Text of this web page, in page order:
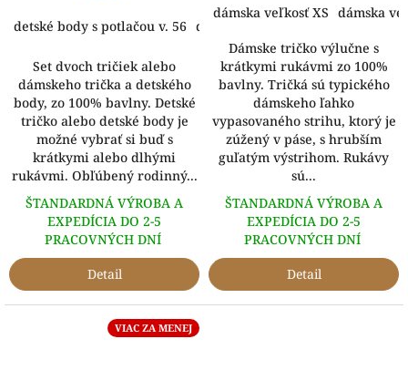
detské body s potlačou v. 56 detské body s potlačou v. 62
Set dvoch tričiek alebo
dámskeho trička a detského
body, zo 100% bavlny. Detské
tričko alebo detské body je
možné vybrať si buď s
krátkymi alebo dlhými
rukávmi. Obľúbený rodinný...
ŠTANDARDNÁ VÝROBA A
EXPEDÍCIA DO 2-5
PRACOVNÝCH DNÍ
Detail
dámska veľkosť XS dámska
Dámske tričko výlučne s
krátkymi rukávmi zo 100%
bavlny. Tričká sú typického
dámskeho ľahko
vypasovaného strihu, ktorý je
zúžený v páse, s hrubším
guľatým výstrihom. Rukávy
sú...
ŠTANDARDNÁ VÝROBA A
EXPEDÍCIA DO 2-5
PRACOVNÝCH DNÍ
Detail
VIAC ZA MENEJ